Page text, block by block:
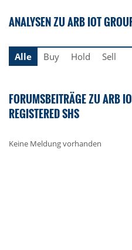
ANALYSEN ZU ARB IOT
Alle
Buy Hold Sell
FORUMSBEITRÄGE ZU ARB
REGISTERED SHS
Keine Meldung vorhanden